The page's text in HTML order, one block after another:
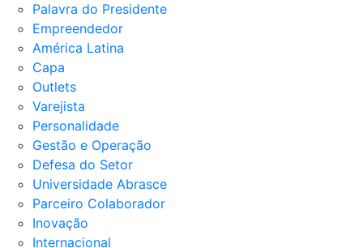
Palavra do Presidente
Empreendedor
América Latina
Capa
Outlets
Varejista
Personalidade
Gestão e Operação
Defesa do Setor
Universidade Abrasce
Parceiro Colaborador
Inovação
Internacional